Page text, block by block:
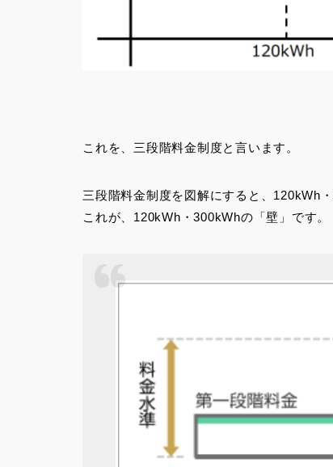
これを、三段階料金制度と言います。
三段階料金制度を図解にすると、120kWh
これが、120kWh・300kWhの 「壁」 です。